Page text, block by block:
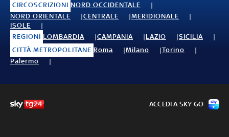
CIRCOSCRIZIONI NORD OCCIDENTALE
NORD ORIENTALE
CENTRALE
MERIDIONALE
ISOLE
REGIONI LOMBARDIA CAMPANIA LAZIO
SICILIA
CITTÀ METROPOLITANE Roma Milano
Torino
Palermo
ACCEDI A SKY GO